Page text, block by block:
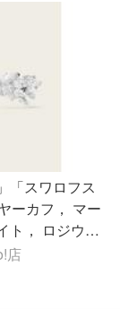
「スワロフス
ーカフ， マー
ト， ロジウ
ディース
店